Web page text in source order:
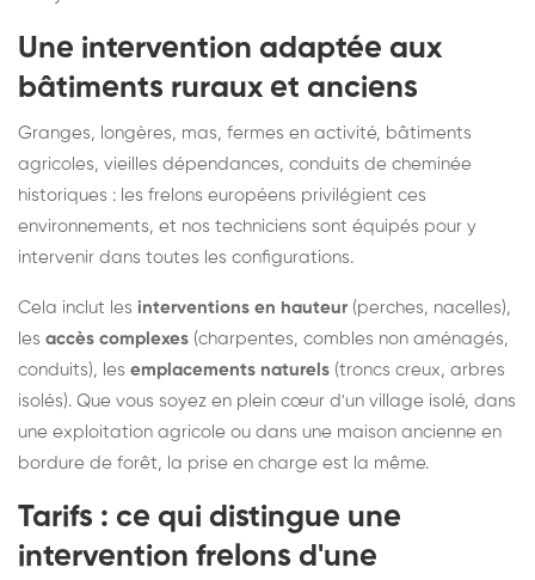
Une intervention adaptée aux
bâtiments ruraux et anciens
Granges, longères, mas, fermes en activité, bâtiments
agricoles, vieilles dépendances, conduits de cheminée
historiques : les frelons européens privilégient ces
environnements, et nos techniciens sont équipés pour y
intervenir dans toutes les configurations.
Cela inclut les interventions en hauteur (perches, nacelles),
les accès complexes (charpentes, combles non aménagés,
conduits), les emplacements naturels (troncs creux, arbres
isolés). Que vous soyez en plein cœur d'un village isolé, dans
une exploitation agricole ou dans une maison ancienne en
bordure de forêt, la prise en charge est la même.
Tarifs : ce qui distingue une
intervention frelons d'une